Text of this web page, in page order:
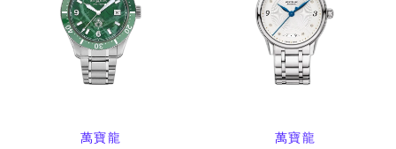
萬寶龍 萬寶龍